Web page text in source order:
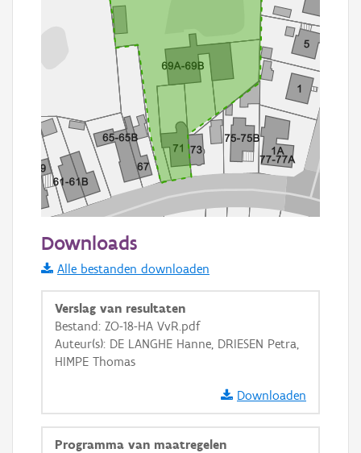
Informatie Vlaanderen
i
+ −
Downloads
Alle bestanden downloaden
Verslag van resultaten
Bestand: ZO-18-HA VvR.pdf
Auteur(s): DE LANGHE Hanne, DRIESEN Petra,
HIMPE Thomas
Downloaden
Programma van maatregelen